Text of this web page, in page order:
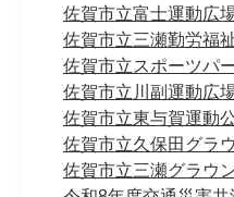
佐賀市立富士運動広
佐賀市立三瀬勤労福
佐賀市立スポーツパ
佐賀市立川副運動広
佐賀市立東与賀運動
佐賀市立久保田グラ
佐賀市立三瀬グラウ